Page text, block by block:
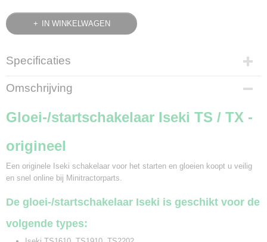
IN WINKELWAGEN
Specificaties
Bruto gewicht
0,40 Kg
Omschrijving
Gloei-/startschakelaar Iseki TS / TX -
origineel
Een originele Iseki schakelaar voor het starten en gloeien koopt u veilig
en snel online bij Minitractorparts.
De gloei-/startschakelaar Iseki is geschikt voor de
volgende types: